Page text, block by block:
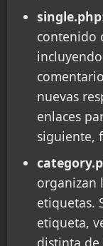
single.php
contenido
nuevas
enlaces
siguiente,
organizan
etiquetas.
etiqueta,
distinta